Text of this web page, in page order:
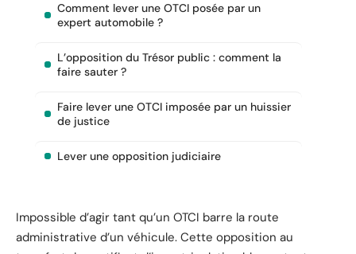
Comment lever une OTCI posée par un
expert automobile ?
L’opposition du Trésor public : comment la
faire sauter ?
Faire lever une OTCI imposée par un huissier
de justice
Lever une opposition judiciaire
Impossible d’agir tant qu’un OTCI barre la route
administrative d’un véhicule. Cette opposition au